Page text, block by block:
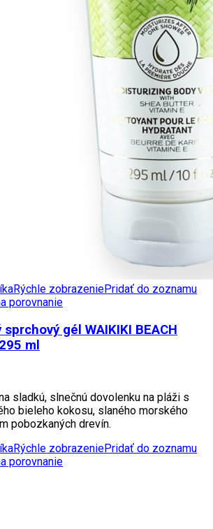
Rýchle zobrazeniePridať do zoznamu
porovnanie
gél WAIKIKI BEACH
ml
sladkú, slnečnú dovolenku na pláži s
bieleho kokosu, slaného morského
pobozkaných drevín.
Rýchle zobrazeniePridať do zoznamu
porovnanie